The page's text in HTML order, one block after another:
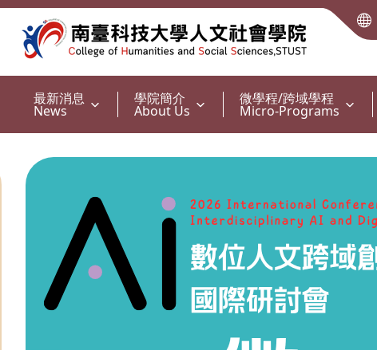
最新消息
News
學院簡介
About Us
微學程/跨域學程
Micro-Programs